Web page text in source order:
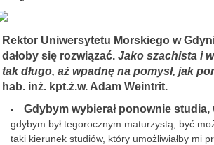
Rektor Uniwersytetu Morskiego w
dałoby się rozwiązać. Jako szachista i
tak długo, aż wpadnę na pomysł, jak
hab. inż. kpt.ż.w. Adam Weintrit.
Gdybym wybierał ponownie
gdybym był tegorocznym maturzystą, być
taki kierunek studiów, który umożliwiałby mi